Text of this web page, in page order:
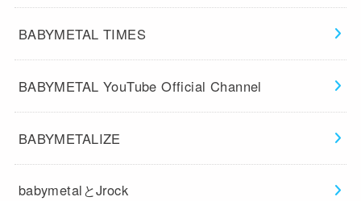
BABYMETAL TIMES
BABYMETAL YouTube Official Channel
BABYMETALIZE
babymetalとJrock